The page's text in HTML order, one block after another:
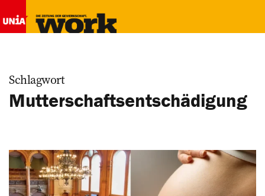
Schlagwort
Mutterschaftsentschädigung